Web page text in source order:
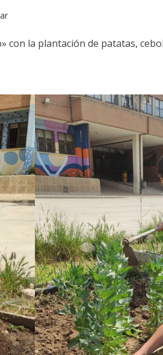
con la plantación de patatas,